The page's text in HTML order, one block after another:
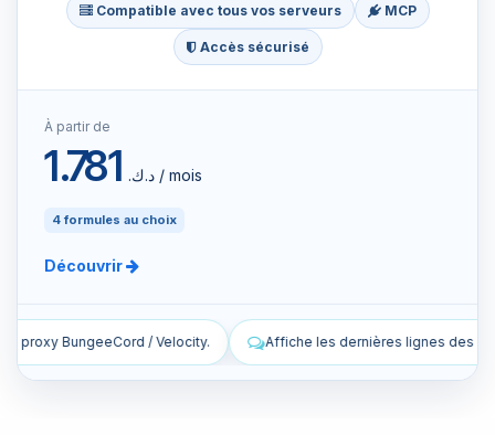
Compatible avec tous vos serveurs MCP
Accès sécurisé
À partir de
1.781 د.ك.‏ / mois
4 formules au choix
Découvrir
les dernières lignes des logs en direct de mon proxy. Liste